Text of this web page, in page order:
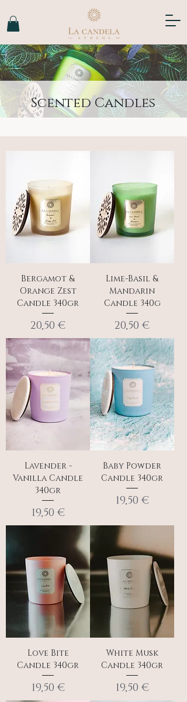
Scented Candles
Bergamot &
Orange Zest
Candle 340gr
Τιμή
20,50 €
Lime-Basil &
Mandarin
Candle 340g
Τιμή
20,50 €
Lavender -
Vanilla Candle
340gr
Τιμή
19,50 €
Baby Powder
Candle 340gr
Τιμή
19,50 €
Love Bite
Candle 340gr
Τιμή
19,50 €
White Musk
Candle 340gr
Τιμή
19,50 €